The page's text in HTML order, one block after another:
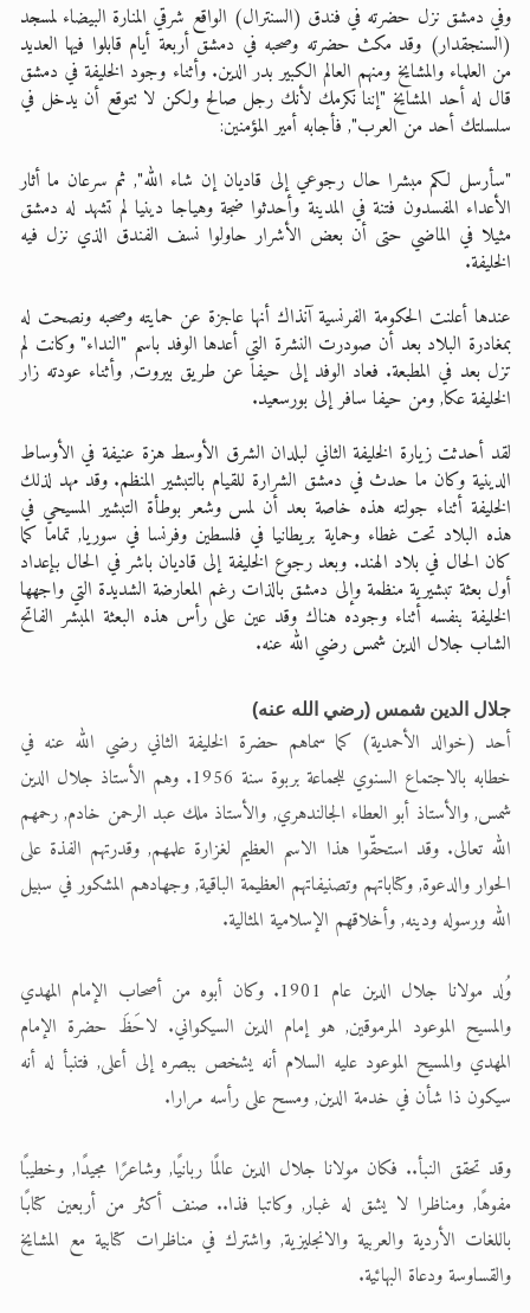
وفي دمشق نزل حضرته في فندق (السنترال) الواقع شرقي المنارة البيضاء لمسجد
(السنجقدار) وقد مكث حضرته وصحبه في دمشق أربعة أيام قابلوا فيها العديد
من العلماء والمشايخ ومنهم العالم الكبير بدر الدين. وأثناء وجود الخليفة في دمشق
قال له أحد المشايخ "إننا نكرمك لأنك رجل صالح ولكن لا تتوقع أن يدخل في
سلسلتك أحد من العرب", فأجابه أمير المؤمنين:
"سأرسل لكم مبشرا حال رجوعي إلى قاديان إن شاء الله", ثم سرعان ما أثار
الأعداء المفسدون فتنة في المدينة وأحدثوا ضجة وهياجا دينيا لم تشهد له دمشق
مثيلا في الماضي حتى أن بعض الأشرار حاولوا نسف الفندق الذي نزل فيه
الخليفة.
عندها أعلنت الحكومة الفرنسية آنذاك أنها عاجزة عن حمايته وصحبه ونصحت له
بمغادرة البلاد بعد أن صودرت النشرة التي أعدها الوفد باسم "النداء" وكانت لم
تزل بعد في المطبعة. فعاد الوفد إلى حيفا عن طريق بيروت, وأثناء عودته زار
الخليفة عكا, ومن حيفا سافر إلى بورسعيد.
لقد أحدثت زيارة الخليفة الثاني لبلدان الشرق الأوسط هزة عنيفة في الأوساط
الدينية وكان ما حدث في دمشق الشرارة للقيام بالتبشير المنظم. وقد مهد لذلك
الخليفة أثناء جولته هذه خاصة بعد أن لمس وشعر بوطأة التبشير المسيحي في
هذه البلاد تحت غطاء وحماية بريطانيا في فلسطين وفرنسا في سوريا, تماما كما
كان الحال في بلاد الهند. وبعد رجوع الخليفة إلى قاديان باشر في الحال بإعداد
أول بعثة تبشيرية منظمة وإلى دمشق بالذات رغم المعارضة الشديدة التي واجهها
الخليفة بنفسه أثناء وجوده هناك وقد عين على رأس هذه البعثة المبشر الفاتح
الشاب جلال الدين شمس رضي الله عنه.
جلال الدين شمس (رضي الله عنه)
أحد (خوالد الأحمدية) كما سماهم حضرة الخليفة الثاني رضي الله عنه في
خطابه بالاجتماع السنوي للجماعة بربوة سنة 1956. وهم الأستاذ جلال الدين
شمس, والأستاذ أبو العطاء الجالندهري, والأستاذ ملك عبد الرحمن خادم, رحمهم
الله تعالى. وقد استحقّوا هذا الاسم العظيم لغزارة علمهم, وقدرتهم الفذة على
الحوار والدعوة, وكتاباتهم وتصنيفاتهم العظيمة الباقية, وجهادهم المشكور في سبيل
الله ورسوله ودينه, وأخلاقهم الإسلامية المثالية.
وُلد مولانا جلال الدين عام 1901. وكان أبوه من أصحاب الإمام المهدي
والمسيح الموعود المرموقين, هو إمام الدين السيكواني. لاحَظَ حضرة الإمام
المهدي والمسيح الموعود عليه السلام أنه يشخص ببصره إلى أعلى, فتنبأ له أنه
سيكون ذا شأن في خدمة الدين, ومسح على رأسه مرارا.
وقد تحقق النبأ.. فكان مولانا جلال الدين عالمًا ربانيًا, وشاعرًا مجيدًا, وخطيبًا
مفوهًا, ومناظرا لا يشق له غبار, وكاتبا فذا.. صنف أكثر من أربعين كتابًا
باللغات الأردية والعربية والانجليزية, واشترك في مناظرات كتابية مع المشايخ
والقساوسة ودعاة البهائية.